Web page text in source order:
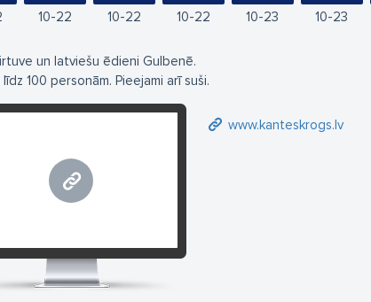
10 22 10 22 10 22 10 23 10 23
un latviešu ēdieni Gulbenē.
100 personām. Pieejami arī suši.
www.kanteskrogs.lv
www.kanteskrogs.lv